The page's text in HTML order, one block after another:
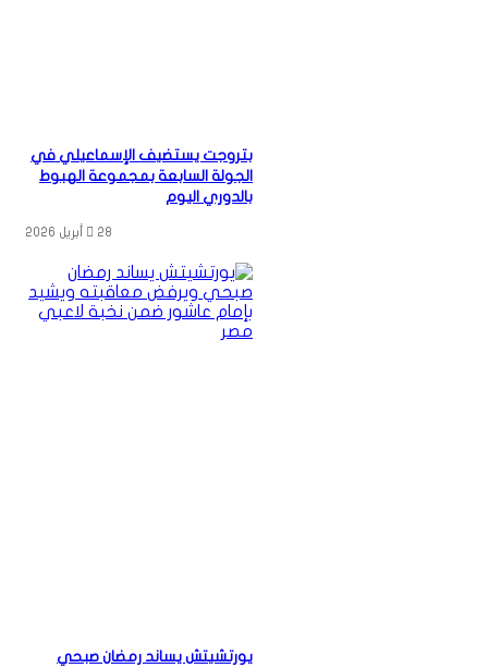
بتروجت يستضيف الإسماعيلي في
الجولة السابعة بمجموعة الهبوط
بالدوري اليوم
28 أبريل 2026
يورتشيتش يساند رمضان صبحي